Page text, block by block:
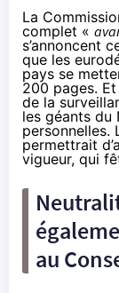
La
complet «
s’annoncent
que les
pays se
200 pages.
de la
les géants du
personnelles.
permettrait
vigueur, qui
au